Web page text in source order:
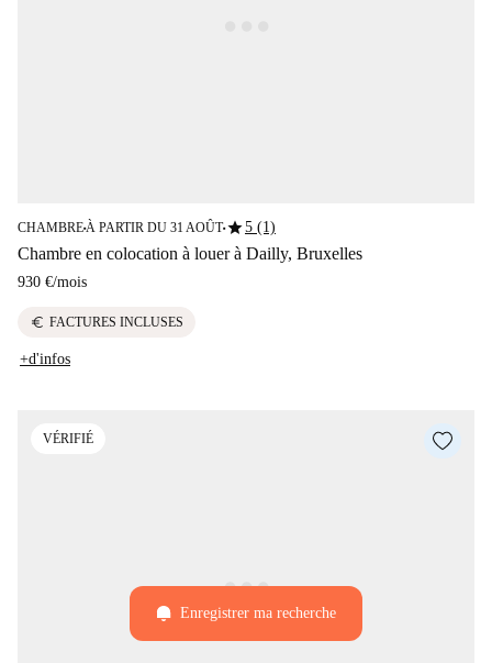
CHAMBRE■À PARTIR DU 31 AOÛT■star5 (1)
Chambre en colocation à louer à Dailly, Bruxelles
930 €/mois
euro FACTURES INCLUSES
+d'infos
VÉRIFIÉ
Enregistrer ma recherche